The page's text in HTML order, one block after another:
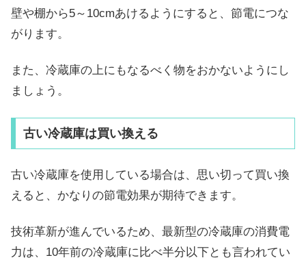
壁や棚から5～10cmあけるようにすると、節電につな
がります。
また、冷蔵庫の上にもなるべく物をおかないようにし
ましょう。
古い冷蔵庫は買い換える
古い冷蔵庫を使用している場合は、思い切って買い換
えると、かなりの節電効果が期待できます。
技術革新が進んでいるため、最新型の冷蔵庫の消費電
力は、10年前の冷蔵庫に比べ半分以下とも言われてい